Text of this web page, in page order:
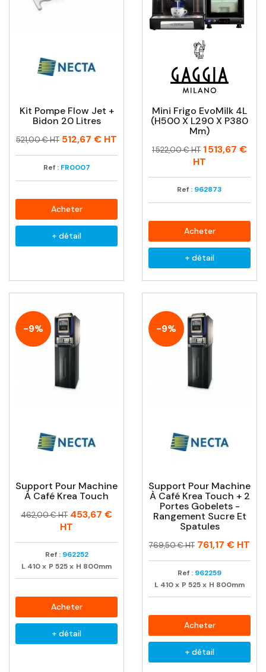
Kit Pompe Flow Jet +
Bidon 20 Litres
Prix
Prix
521,00 € HT 512,67 € HT
Ref : FR0007
Acheter
+ détail
Mini Frigo EvoMilk 4L
(H500 X L290 X P380
Mm)
Prix
Prix
1 522,00 € HT 1 513,67 €
HT
Ref : 962873
Acheter
+ détail
-9%
Support Pour Machine
À Café Krea Touch
Prix
Prix
462,00 € HT 453,67 €
HT
Ref : 962252
L 410x P 525x H 800mm
Acheter
+ détail
-9%
Support Pour Machine
À Café Krea Touch + 2
Portes Gobelets -
Rangement Sucre Et
Spatules
Prix
Prix
769,50 € HT 761,17 € HT
Ref : 962259
L 410x P 525x H 800mm
Acheter
+ détail